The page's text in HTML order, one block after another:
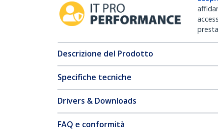
Descrizione del Prodotto
Specifiche tecniche
Drivers & Downloads
FAQ e conformità